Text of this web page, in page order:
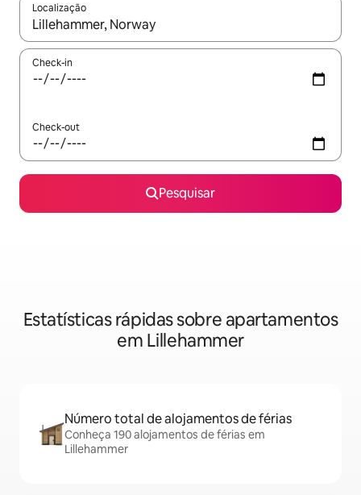
Localização
Quando os resultados estiverem disponíveis, navegue com
Check-in
Check-out
Pesquisar
Estatísticas rápidas sobre apartamentos
em Lillehammer
Número total de alojamentos de férias
Conheça 190 alojamentos de férias em
Lillehammer